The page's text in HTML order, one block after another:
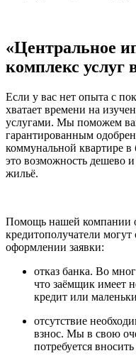
«Центральное
комплекс услуг
Если у вас нет опыта с
хватает времени на
услугами. Мы поможем
гарантированным
коммунальной квартире
это возможность дешево
жильё.
Помощь нашей компании
кредитополучатели
оформлении заявки:
отказ банка. Во
что заёмщик имеет
кредит или
отсутствие
взнос. Мы в свою
потребуется